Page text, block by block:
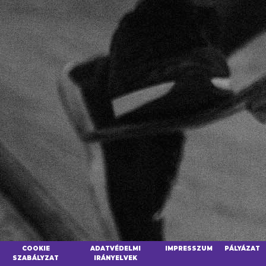
COOKIE
SZABÁLYZAT
ADATVÉDELMI
IRÁNYELVEK
IMPRESSZUM PÁLYÁZAT